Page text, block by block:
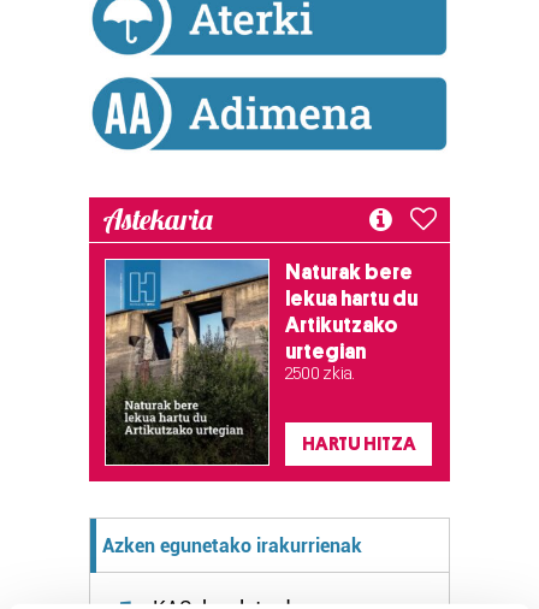
Astekaria
Naturak bere
lekua hartu du
Artikutzako
urtegian
2.500 zkia.
HARTU HITZA
Azken egunetako irakurrienak